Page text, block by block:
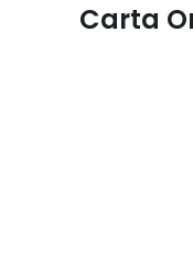
Carta